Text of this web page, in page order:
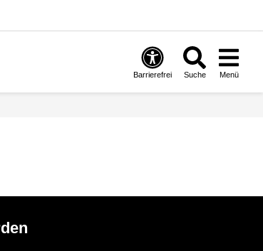
Barrierefrei Suche Menü